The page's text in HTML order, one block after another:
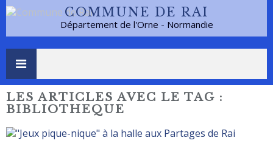
COMMUNE DE RAI
Département de l'Orne - Normandie
LES ARTICLES AVEC LE TAG :
BIBLIOTHEQUE